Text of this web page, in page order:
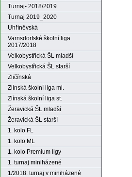
Turnaj- 2018/2019
Turnaj 2019_2020
Uhříněvská
Varnsdorfské školní liga
2017/2018
Velkobystřická ŠL mladší
Velkobystřická ŠL starší
Zličínská
Zlínská školní liga ml.
Zlínská školní liga st.
Žeravická ŠL mladší
Žeravická ŠL starší
1. kolo FL
1. kolo ML
1. kolo Premium ligy
1. turnaj miniházené
1/2018. turnaj v miniházené